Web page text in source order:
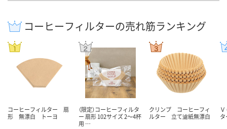
コーヒーフィルターの売れ筋ランキング
コーヒーフィルター 扇
形 無漂白 トーヨ
（限定）コーヒーフィルタ
ー 扇形 102サイズ 2～4杯
用 …
クリンプ コーヒーフィ
ルター 立て濾紙無漂白